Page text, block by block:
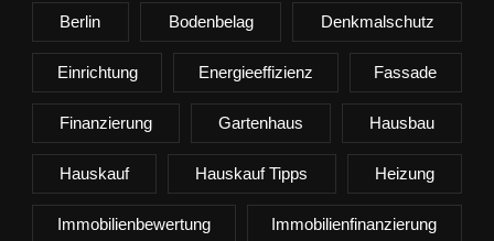
Berlin Bodenbelag Denkmalschutz
Einrichtung Energieeffizienz Fassade
Finanzierung Gartenhaus Hausbau
Hauskauf Hauskauf Tipps Heizung
Immobilienbewertung Immobilienfinanzierung